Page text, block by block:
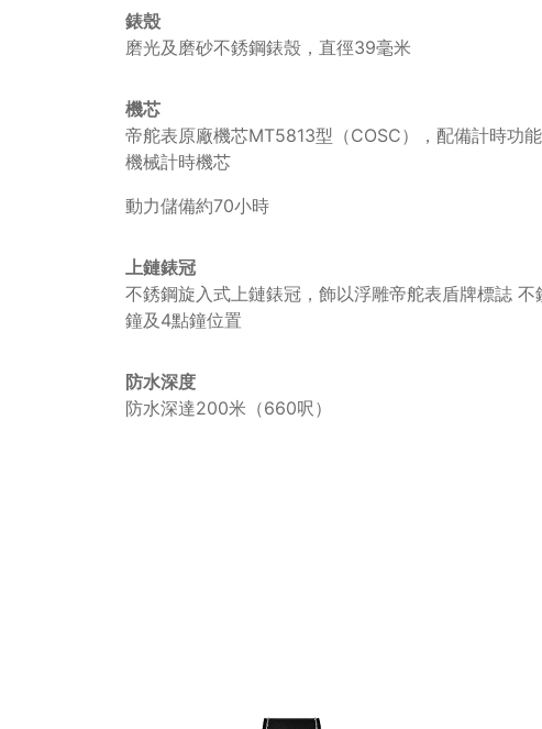
錶殼
磨光及磨砂不銹鋼錶殼，直徑39毫米
機芯
帝舵表原廠機芯MT5813型（COSC），配備計時功
機械計時機芯
動力儲備約70小時
上鏈錶冠
不銹鋼旋入式上鏈錶冠，飾以浮雕帝舵表盾牌標誌
鐘及4點鐘位置
防水深度
防水深達200米（660呎）